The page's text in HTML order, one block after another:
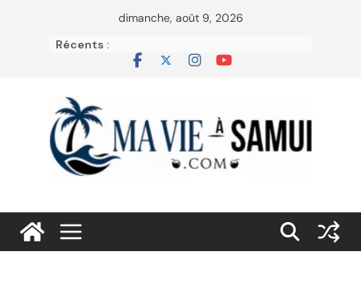
dimanche, août 9, 2026
Récents :